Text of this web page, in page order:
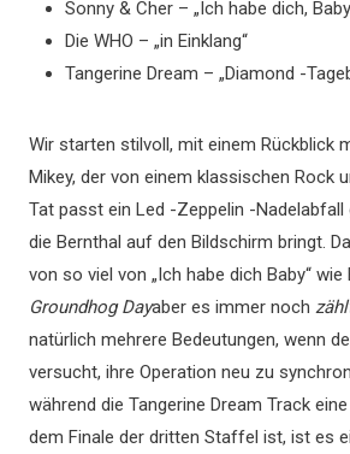
Sonny & Cher – „Ich habe dich,
Die WHO – „in Einklang“
Tangerine Dream – „Diamond -
Wir starten stilvoll, mit einem Rückblick
Mikey, der von einem klassischen Rock
Tat passt ein Led -Zeppelin -
die Bernthal auf den Bildschirm bringt.
von so viel von „Ich habe dich Baby“ wie
Groundhog Dayaber es immer noch
natürlich mehrere Bedeutungen, wenn
versucht, ihre Operation neu zu
während die Tangerine Dream Track
dem Finale der dritten Staffel ist, ist es